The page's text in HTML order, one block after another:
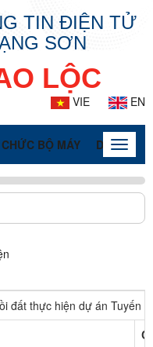
TIN ĐIỆN TỬ
SƠN
LỘC
VIE EN
BỘ MÁY DOANH
Toggle
đất thực hiện dự án Tuyến